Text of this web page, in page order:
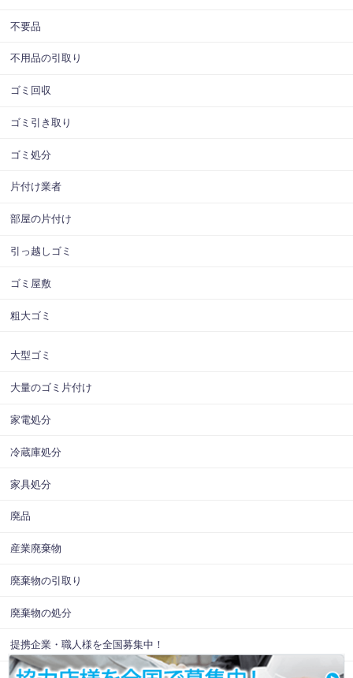
不要品
不用品の引取り
ゴミ回収
ゴミ引き取り
ゴミ処分
片付け業者
部屋の片付け
引っ越しゴミ
ゴミ屋敷
粗大ゴミ
大型ゴミ
大量のゴミ片付け
家電処分
冷蔵庫処分
家具処分
廃品
産業廃棄物
廃棄物の引取り
廃棄物の処分
提携企業・職人様を全国募集中！